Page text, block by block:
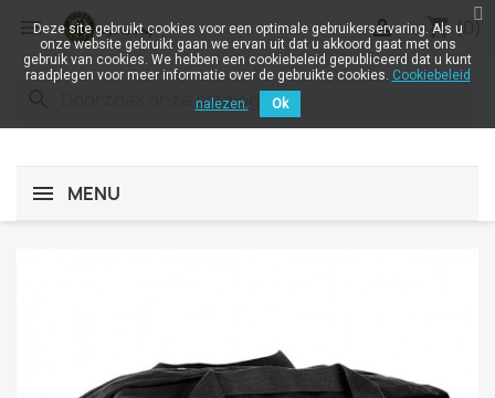
 shopping_cart (0)

MENU
Deze site gebruikt cookies voor een optimale gebruikerservaring. Als u
onze website gebruikt gaan we ervan uit dat u akkoord gaat met ons
gebruik van cookies. We hebben een cookiebeleid gepubliceerd dat u kunt
raadplegen voor meer informatie over de gebruikte cookies. Cookiebeleid
nalezen.
Ok